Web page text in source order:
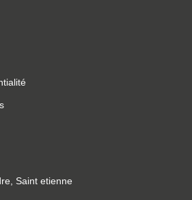
Saint etienne